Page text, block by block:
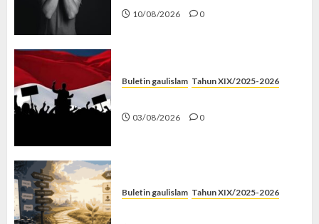
10/08/2026 0
Buletin gaulislam Tahun XIX/2025-2026
03/08/2026 0
Buletin gaulislam Tahun XIX/2025-2026